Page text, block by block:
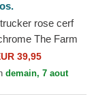
rose cerf
The Farm
39,95
demain, 7 aout